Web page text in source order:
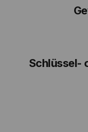
Schlüssel-